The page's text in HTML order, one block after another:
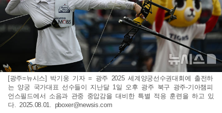
[광주=뉴시스] 박기웅 기자 = 광주 2025 세계양궁선수권대회에 출전하
는 양궁 국가대표 선수들이 지난달 1일 오후 광주 북구 광주-기아챔피
언스필드에서 소음과 관중 중압감을 대비한 특별 적응 훈련을 하고 있
다. 2025.08.01. pboxer@newsis.com